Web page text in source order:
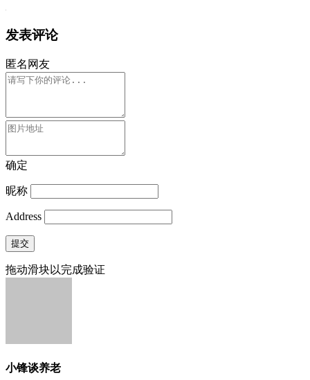
发表评论
匿名网友
确定
昵称
Address
提交
拖动滑块以完成验证
小锋谈养老